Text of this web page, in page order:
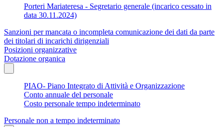
Porteri Mariateresa - Segretario generale (incarico cessato in
data 30.11.2024)
Sanzioni per mancata o incompleta comunicazione dei dati da parte
dei titolari di incarichi dirigenziali
Posizioni organizzative
Dotazione organica
PIAO- Piano Integrato di Attività e Organizzazione
Conto annuale del personale
Costo personale tempo indeterminato
Personale non a tempo indeterminato